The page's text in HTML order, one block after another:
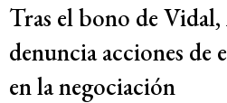
Tras el bono de
denuncia acciones
en la negociación